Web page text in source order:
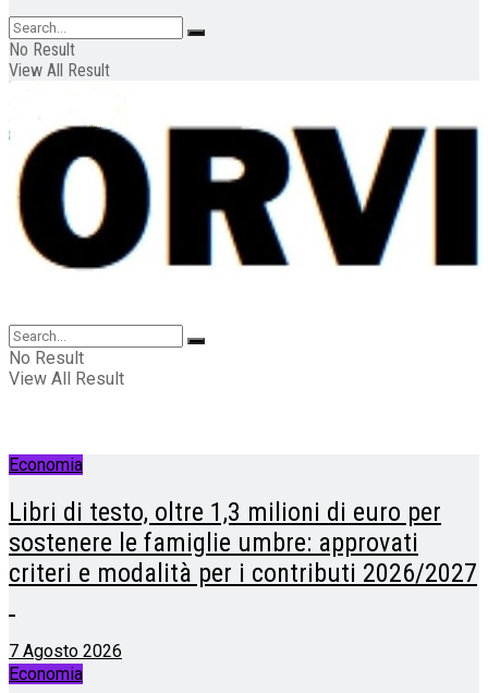
No Result
View All Result
No Result
View All Result
Economia
Libri di testo, oltre 1,3 milioni di euro per
sostenere le famiglie umbre: approvati
criteri e modalità per i contributi 2026/2027
7 Agosto 2026
Economia